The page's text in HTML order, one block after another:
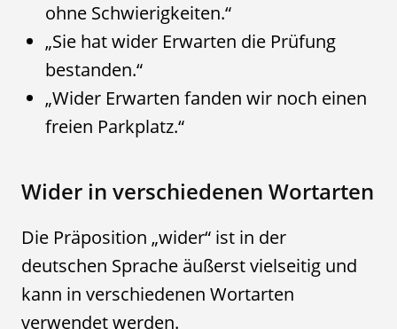
ohne Schwierigkeiten.“
„Sie hat wider Erwarten die Prüfung
bestanden.“
„Wider Erwarten fanden wir noch einen
freien Parkplatz.“
Wider in verschiedenen Wortarten
Die Präposition „wider“ ist in der
deutschen Sprache äußerst vielseitig und
kann in verschiedenen Wortarten
verwendet werden.